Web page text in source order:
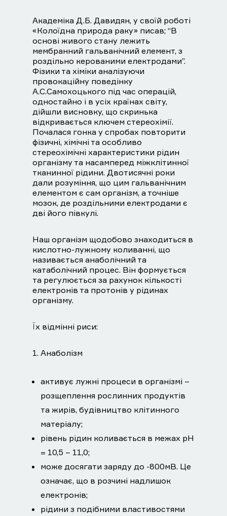
Академіка Д.Б. Давидян, у своїй роботі
«Колоїдна природа раку» писав; “В
основі живого стану лежить
мембранний гальванічний елемент, з
роздільно керованими електродами”.
Фізики та хіміки аналізуючи
провокаційну поведінку
А.С.Самохоцького під час операцій,
одностайно і в усіх країнах світу,
дійшли висновку, що скринька
відкривається ключем стереохімії.
Почалася гонка у спробах повторити
фізичні, хімічні та особливо
стереохімічні характеристики рідин
організму та насамперед міжклітинної
тканинної рідини. Двотисячні роки
дали розуміння, що цим гальванічним
елементом є сам організм, а точніше
мозок, де роздільними електродами є
дві його півкулі.
Наш організм щодобово знаходиться в
кислотно-лужному коливанні, що
називається анаболічний та
катаболічний процес. Він формується
та регулюється за рахунок кількості
електронів та протонів у рідинах
організму.
Їх відмінні риси:
1. Анаболізм
активує лужні процеси в організмі –
розщеплення рослинних продуктів
та жирів, будівництво клітинного
матеріалу;
рівень рідин коливається в межах рН
= 10,5 – 11,0;
може досягати заряду до -800мВ. Це
означає, що в розчині надлишок
електронів;
рідини з подібними властивостями